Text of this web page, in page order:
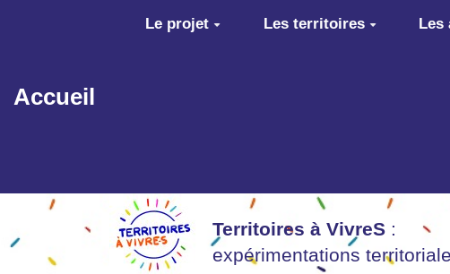
Aller au contenu principal
Accueil
Le projet Les territoires Les
Territoires à VivreS :
expérimentations